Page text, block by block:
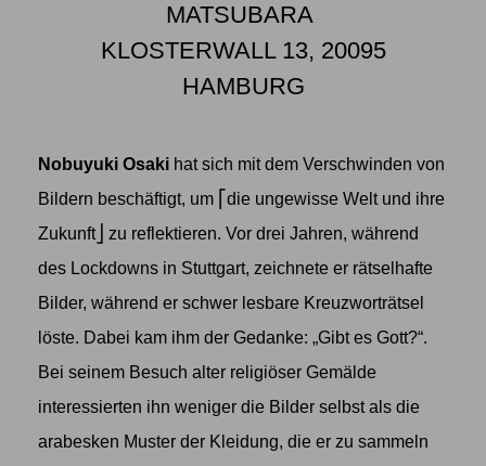
MATSUBARA
KLOSTERWALL 13, 20095
HAMBURG
Nobuyuki Osaki hat sich mit dem Verschwinden von
Bildern beschäftigt, um ⎡die ungewisse Welt und ihre
Zukunft⎦ zu reflektieren. Vor drei Jahren, während
des Lockdowns in Stuttgart, zeichnete er rätselhafte
Bilder, während er schwer lesbare Kreuzworträtsel
löste. Dabei kam ihm der Gedanke: „Gibt es Gott?“.
Bei seinem Besuch alter religiöser Gemälde
interessierten ihn weniger die Bilder selbst als die
arabesken Muster der Kleidung, die er zu sammeln